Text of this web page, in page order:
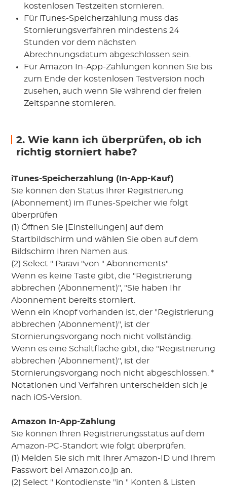
kostenlosen Testzeiten stornieren.
Für iTunes-Speicherzahlung muss das
Stornierungsverfahren mindestens 24
Stunden vor dem nächsten
Abrechnungsdatum abgeschlossen sein.
Für Amazon In-App-Zahlungen können Sie bis
zum Ende der kostenlosen Testversion noch
zusehen, auch wenn Sie während der freien
Zeitspanne stornieren.
2. Wie kann ich überprüfen, ob ich
richtig storniert habe?
iTunes-Speicherzahlung (In-App-Kauf)
Sie können den Status Ihrer Registrierung
(Abonnement) im iTunes-Speicher wie folgt
überprüfen
(1) Öffnen Sie [Einstellungen] auf dem
Startbildschirm und wählen Sie oben auf dem
Bildschirm Ihren Namen aus.
(2) Select " Paravi "von " Abonnements".
Wenn es keine Taste gibt, die "Registrierung
abbrechen (Abonnement)", "Sie haben Ihr
Abonnement bereits storniert.
Wenn ein Knopf vorhanden ist, der "Registrierung
abbrechen (Abonnement)", ist der
Stornierungsvorgang noch nicht vollständig.
Wenn es eine Schaltfläche gibt, die "Registrierung
abbrechen (Abonnement)", ist der
Stornierungsvorgang noch nicht abgeschlossen. *
Notationen und Verfahren unterscheiden sich je
nach iOS-Version.
Amazon In-App-Zahlung
Sie können Ihren Registrierungsstatus auf dem
Amazon-PC-Standort wie folgt überprüfen.
(1) Melden Sie sich mit Ihrer Amazon-ID und Ihrem
Passwort bei Amazon.co.jp an.
(2) Select " Kontodienste "in " Konten & Listen